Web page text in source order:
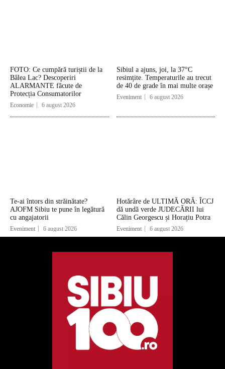
FOTO: Ce cumpără turiștii de la
Bâlea Lac? Descoperiri
ALARMANTE făcute de
Protecția Consumatorilor
Economie 6 august 2026
Sibiul a ajuns, joi, la 37°C
resimțite. Temperaturile au trecut
de 40 de grade în mai multe orașe
Eveniment 6 august 2026
Te-ai întors din străinătate?
AJOFM Sibiu te pune în legătură
cu angajatorii
Eveniment 6 august 2026
Hotărâre de ULTIMĂ ORĂ: ÎCCJ
dă undă verde JUDECĂRII lui
Călin Georgescu și Horațiu Potra
Eveniment 6 august 2026